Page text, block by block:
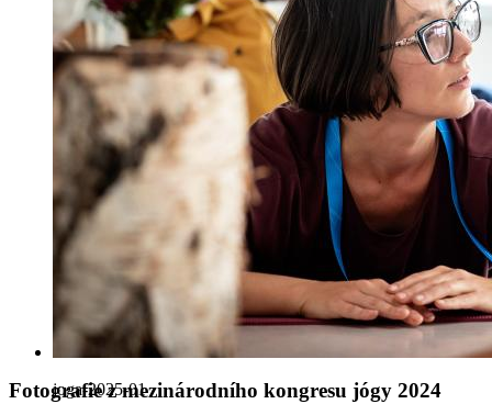
joga-2025-01
Fotografie z mezinárodního kongresu jógy 2024